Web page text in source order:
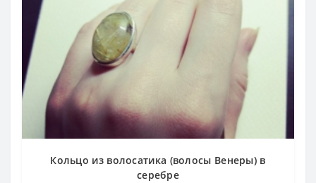
Кольцо из волосатика (волосы Венеры) в
серебре